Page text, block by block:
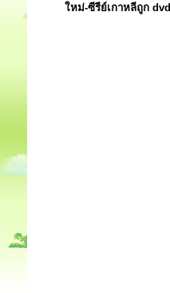
ใหม่-ซีรีย์เกาหลีถูก dvd